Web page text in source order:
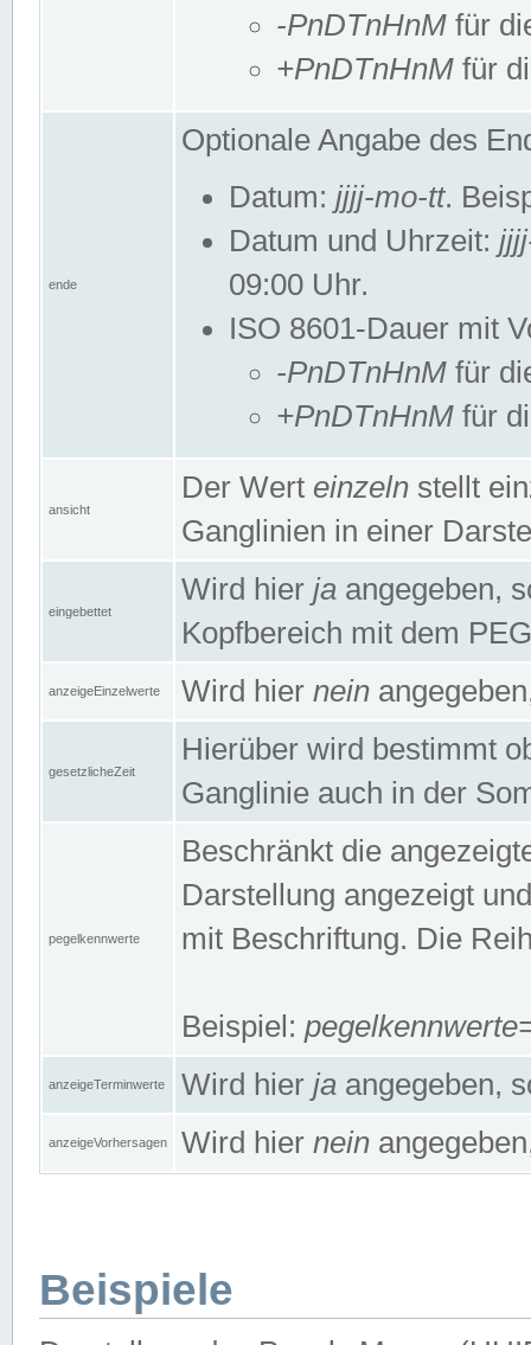
-PnDTnHnM für
+PnDTnHnM für
ende
Optionale Angabe des
Datum: jjjj-mo-tt.
Datum und Uhrzeit:
09:00 Uhr.
ISO 8601-Dauer mit
-PnDTnHnM für
+PnDTnHnM für
ansicht
Der Wert einzeln stellt
Ganglinien in einer
eingebettet
Wird hier ja angegeben,
Kopfbereich mit dem
anzeigeEinzelwerte Wird hier nein
gesetzlicheZeit
Hierüber wird bestimmt
Ganglinie auch in der
pegelkennwerte
Beschränkt die
Darstellung angezeigt
mit Beschriftung. Die
Beispiel:
anzeigeTerminwerte Wird hier ja angegeben,
anzeigeVorhersagen Wird hier nein
Beispiele